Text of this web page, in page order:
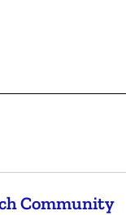
Community